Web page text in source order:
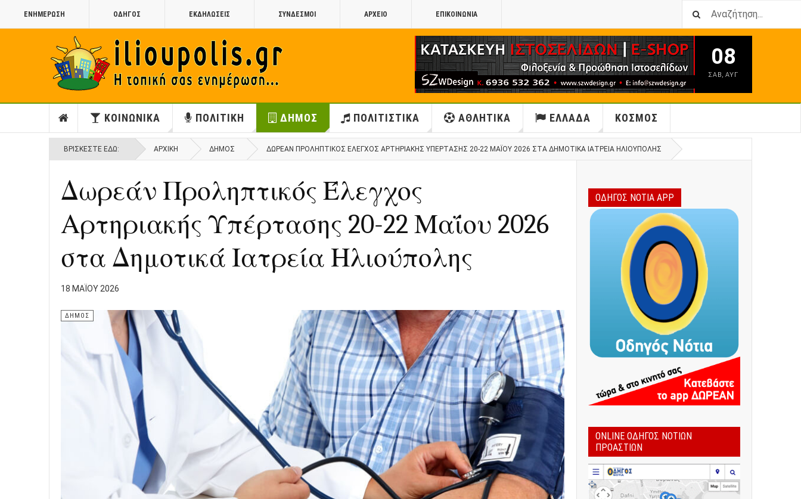
ΕΝΗΜΕΡΩΣΗ ΟΔΗΓΟΣ ΕΚΔΗΛΩΣΕΙΣ ΣΥΝΔΕΣΜΟΙ ΑΡΧΕΙΟ ΕΠΙΚΟΙΝΩΝΙΑ
08
ΣΑΒ,ΑΥΓ
ΚΟΙΝΩΝΙΚΑ ΠΟΛΙΤΙΚΗ ΔΗΜΟΣ ΠΟΛΙΤΙΣΤΙΚΑ ΑΘΛΗΤΙΚΑ ΕΛΛΑΔΑ ΚΟΣΜΟΣ
ΒΡΊΣΚΕΣΤΕ ΕΔΏ: ΑΡΧΙΚΉ ΔΗΜΟΣ ΔΩΡΕΆΝ ΠΡΟΛΗΠΤΙΚΌΣ ΈΛΕΓΧΟΣ ΑΡΤΗΡΙΑΚΉΣ ΥΠΈΡΤΑΣΗΣ 20-22 ΜΑΪ́ΟΥ 2026 ΣΤΑ ΔΗΜΟΤΙΚΆ ΙΑΤΡΕΊΑ ΗΛΙΟΎΠΟΛΗΣ
Δωρεάν Προληπτικός Έλεγχος
Αρτηριακής Υπέρτασης 20-22 Μαΐου 2026
στα Δημοτικά Ιατρεία Ηλιούπολης
18 ΜΑΪ́ΟΥ 2026
ΔΗΜΟΣ
ΟΔΗΓΟΣ ΝΟΤΙΑ APP
ONLINE ΟΔΗΓΌΣ ΝΟΤΊΩΝ
ΠΡΟΑΣΤΊΩΝ